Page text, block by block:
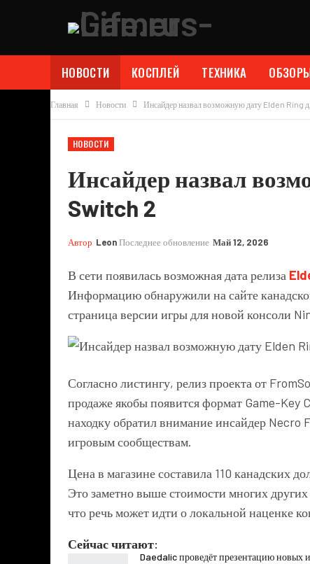
НОВОСТИ КОСПЛЕЙ ТЕХНИКА
Главная Новости Инсайдер назвал возможную дату Elden Ring
НОВОСТИ
Инсайдер назвал
Switch 2
Автор LeonПоследнее обновление Май 12, 2026
В сети появилась возможная дата релиза
Информацию обнаружили на сайте
страница версии игры для новой консоли
Согласно листингу, релиз проекта от
продаже якобы появится формат Game-Key
находку обратил внимание инсайдер Necro
игровым сообществам.
Цена в магазине составила 110 канадских
Это заметно выше стоимости многих
что речь может идти о локальной наценке
Сейчас читают:
Daedalic проведёт презентацию новых